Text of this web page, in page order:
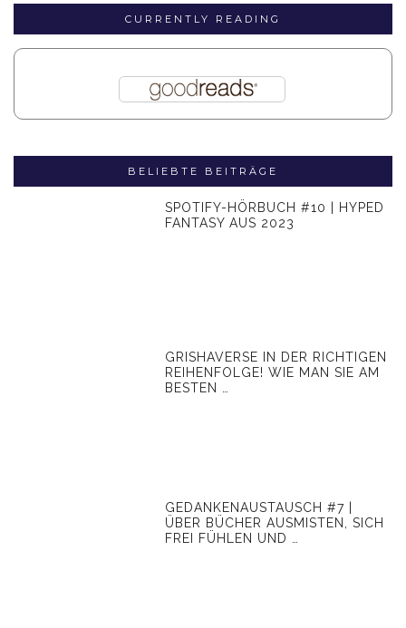
CURRENTLY READING
BELIEBTE BEITRÄGE
SPOTIFY-HÖRBUCH #10 | HYPED
FANTASY AUS 2023
GRISHAVERSE IN DER RICHTIGEN
REIHENFOLGE! WIE MAN SIE AM
BESTEN …
GEDANKENAUSTAUSCH #7 |
ÜBER BÜCHER AUSMISTEN, SICH
FREI FÜHLEN UND …